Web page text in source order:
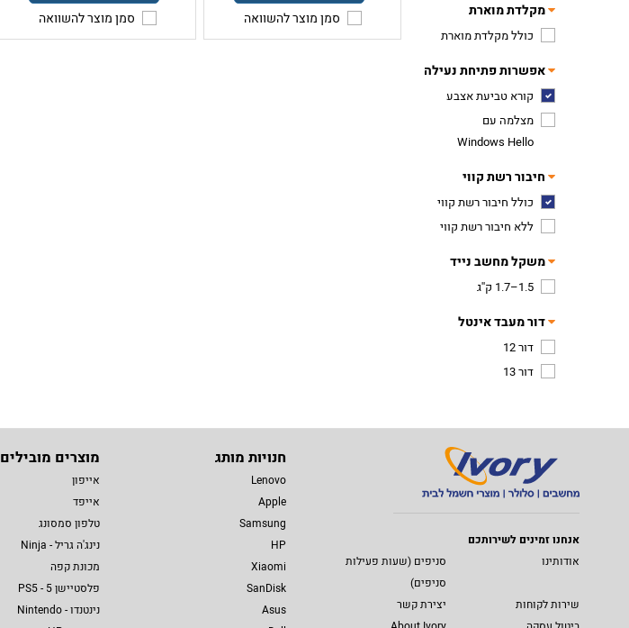
מקלדת מוארת
כולל מקלדת מוארת
אפשרות פתיחת נעילה
קורא טביעת אצבע
מצלמה עם
Windows Hello
חיבור רשת קווי
כולל חיבור רשת קווי
ללא חיבור רשת קווי
משקל מחשב נייד
1.5–1.7 ק''ג
דור מעבד אינטל
דור 12
דור 13
סמן מוצר להשוואה סמן מוצר להשוואה
אנחנו זמינים לשירותכם
אודותינו
סניפים (שעות פעילות
סניפים)
שירות לקוחות
יצירת קשר
חנויות מותג
Lenovo
Apple
Samsung
HP
Xiaomi
SanDisk
Asus
מוצרים מובילים
אייפון
אייפד
טלפון סמסונג
נינג'ה גריל - Ninja
מכונת קפה
פלסטיישן 5 - PS5
נינטנדו - Nintendo